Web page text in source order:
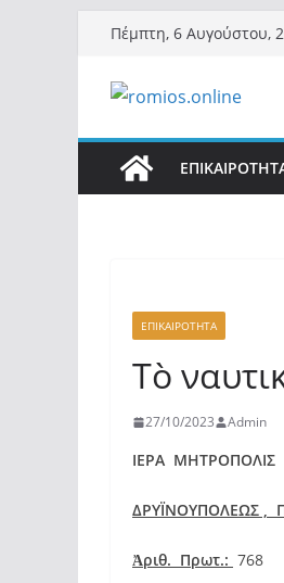
Μετάβαση
περιεχόμενο
Πέμπτη, 6 Αυγούστου,
ΕΠΙΚΑΙΡΟΤΗΤΑ
Τὸ
27/10/2023 Admin
ΙΕΡΑ ΜΗΤΡΟΠΟΛΙΣ
ΔΡYΪΝΟΥΠΟΛΕΩΣ ,
Ἀριθ. Πρωτ.: 768